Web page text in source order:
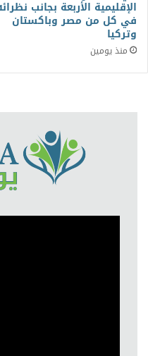
الإقليمية الأربعة بجانب
في كل من مصر وباكستان
وتركيا
منذ يومين